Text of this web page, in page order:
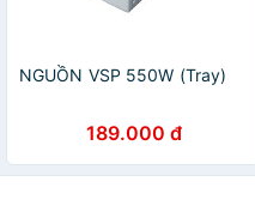
NGUỒN VSP 550W (Tray)
189.000 đ